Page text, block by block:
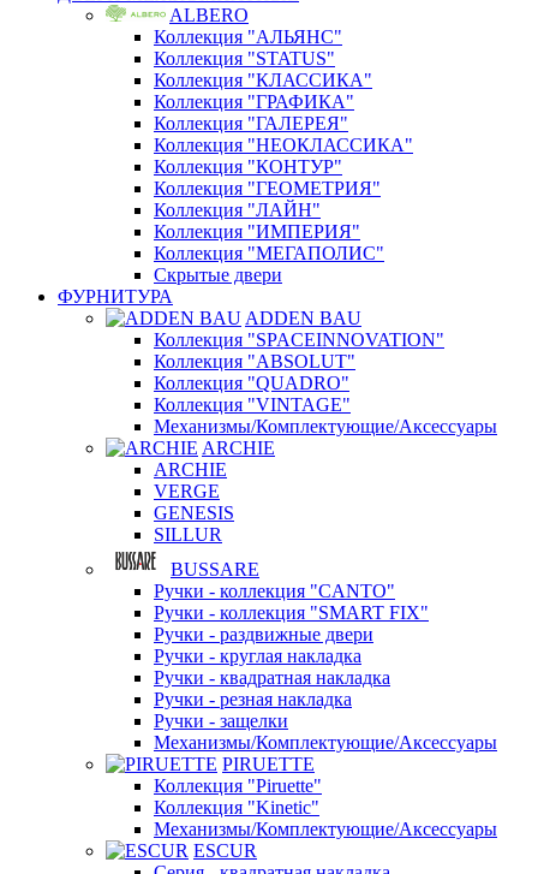
ALBERO
Коллекция "АЛЬЯНС"
Коллекция "STATUS"
Коллекция "КЛАССИКА"
Коллекция "ГРАФИКА"
Коллекция "ГАЛЕРЕЯ"
Коллекция "НЕОКЛАССИКА"
Коллекция "КОНТУР"
Коллекция "ГЕОМЕТРИЯ"
Коллекция "ЛАЙН"
Коллекция "ИМПЕРИЯ"
Коллекция "МЕГАПОЛИС"
Скрытые двери
ФУРНИТУРА
ADDEN BAU
Коллекция "SPACEINNOVATION"
Коллекция "ABSOLUT"
Коллекция "QUADRO"
Коллекция "VINTAGE"
Механизмы/Комплектующие/Аксессуары
ARCHIE
ARCHIE
VERGE
GENESIS
SILLUR
BUSSARE
Ручки - коллекция "CANTO"
Ручки - коллекция "SMART FIX"
Ручки - раздвижные двери
Ручки - круглая накладка
Ручки - квадратная накладка
Ручки - резная накладка
Ручки - защелки
Механизмы/Комплектующие/Аксессуары
PIRUETTE
Коллекция "Piruette"
Коллекция "Kinetic"
Механизмы/Комплектующие/Аксессуары
ESCUR